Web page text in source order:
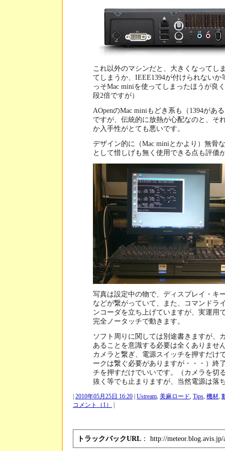
これ以外のマシンだと、大きくなってし
てしまうか、IEEE1394が付けられないか
っそMac miniを使ってしまったほうが良
段2倍ですが）
AOpenのMac miniもどき系も（1394があ
ですが、伝統的に放熱が心配なのと、そ
か入手性がとても悪いです。
デザイン的に（Mac miniとかより）無骨
として惜しげも無く使用できる点も評価
写真は設定中の物で、ディスプレイ・キ
などが繋がっていて、また、コマンドラ
ンコーダを立ち上げていますが、実運用
完全ノータッチで動きます。
ソフト周りに関しては別途書きますが、
あることを意識する必要は全くありませ
カメラと繋ぎ、電源スイッチを押すだけ
ークは繋ぐ必要がありますが・・・）終
チを押すだけでいいです。（カメラを切
抜く等でも止まりますが、当然電源は落
| 2010年05月25日 16:20 | Ustream 美麻ロード Tips 機材
コメント（1）
|
トラックバックURL ： http://